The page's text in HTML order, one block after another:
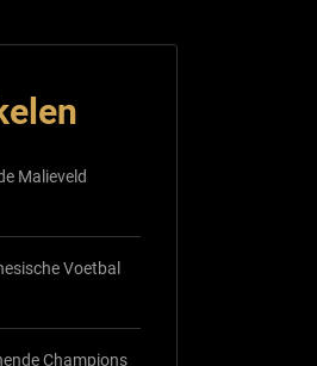
Malieveld
Voetbal
Champions